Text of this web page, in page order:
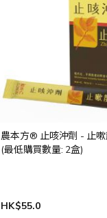
農本方® 止咳沖劑 - 止
(最低購買數量: 2盒)
HK$55.0